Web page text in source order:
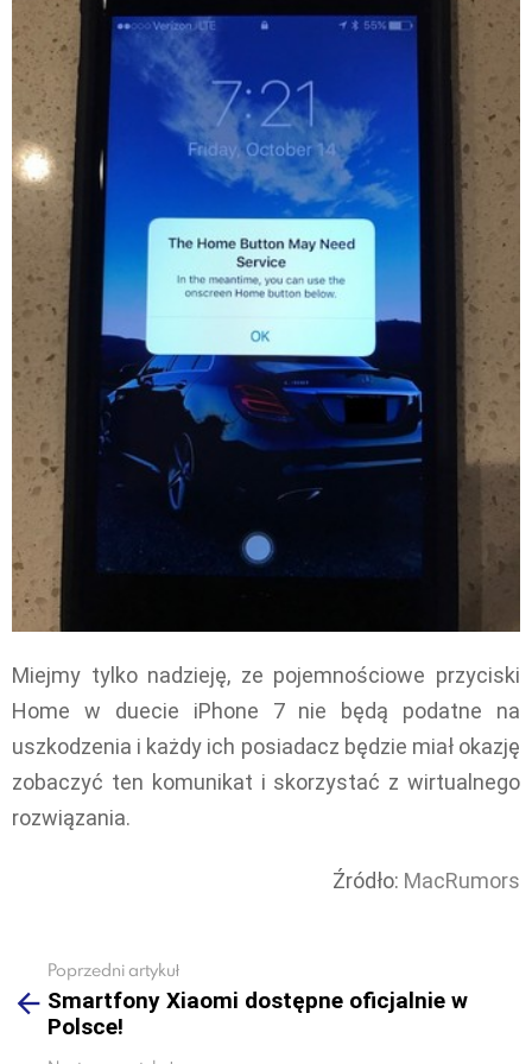
Miejmy tylko nadzieję, ze pojemnościowe przyciski
Home w duecie iPhone 7 nie będą podatne na
uszkodzenia i każdy ich posiadacz będzie miał okazję
zobaczyć ten komunikat i skorzystać z wirtualnego
rozwiązania.
Źródło: MacRumors
more
Poprzedni artykuł
Smartfony Xiaomi dostępne oficjalnie w
Polsce!